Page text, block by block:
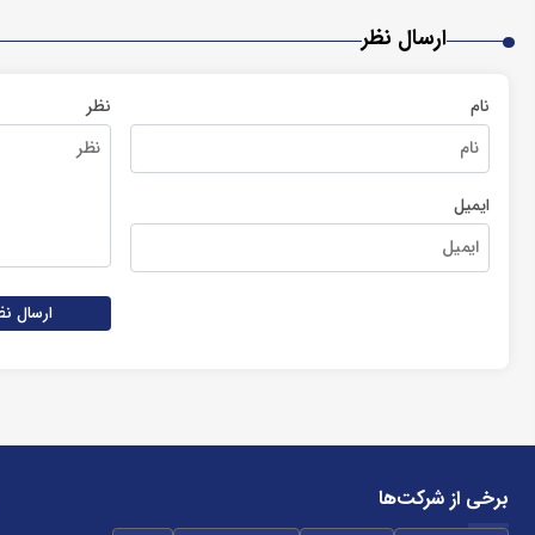
ارسال نظر
نام
ایمیل
نظر
ارسال
برخی از شرکت‌ها